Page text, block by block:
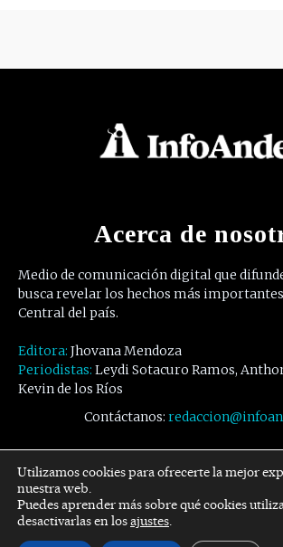
Acerca de
Medio de comunicación digital que
busca revelar los hechos más
Central del país.
Editora: Jhovana Mendoza
Periodistas: Leydi Sotacuro Ramos,
Kevin de los Ríos
Contáctanos:
Síguenos
Facebook Twitter
Utilizamos cookies para ofrecerte la mejor
nuestra web.
Puedes aprender más sobre qué cookies
desactivarlas en losajustes.